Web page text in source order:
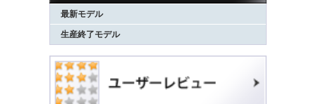
最新モデル
生産終了モデル